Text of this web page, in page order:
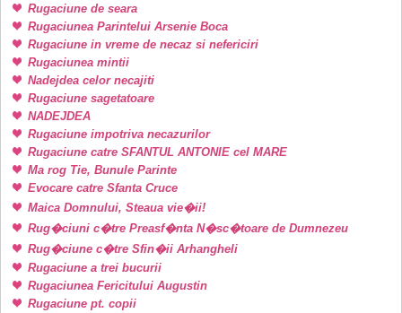
Rugaciune de seara
Rugaciunea Parintelui Arsenie Boca
Rugaciune in vreme de necaz si nefericiri
Rugaciunea mintii
Nadejdea celor necajiti
Rugaciune sagetatoare
NADEJDEA
Rugaciune impotriva necazurilor
Rugaciune catre SFANTUL ANTONIE cel MARE
Ma rog Tie, Bunule Parinte
Evocare catre Sfanta Cruce
Maica Domnului, Steaua vie�ii!
Rug�ciuni c�tre Preasf�nta N�sc�toare de Dumnezeu
Rug�ciune c�tre Sfin�ii Arhangheli
Rugaciune a trei bucurii
Rugaciunea Fericitului Augustin
Rugaciune pt. copii